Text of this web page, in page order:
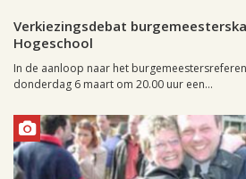
Verkiezingsdebat
Hogeschool
In de aanloop naar het
donderdag 6 maart om 20.00 uur een...